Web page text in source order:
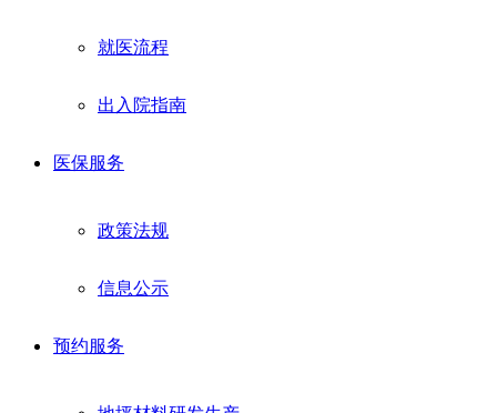
就医流程
出入院指南
医保服务
政策法规
信息公示
预约服务